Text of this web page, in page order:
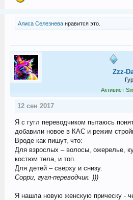
Алиса Селезневанравится это.
Zzz-
Активист
12 сен 2017
Я с гугл переводчиком пытаюсь
добавили новое в КАС и режим
Вроде как пишут, что:
Для взрослых – волосы, ожерелье,
костюм тела, и топ.
Для детей – сверху и снизу.
Сорри, гугл-переводчик. )))
Я нашла новую женскую прическу -